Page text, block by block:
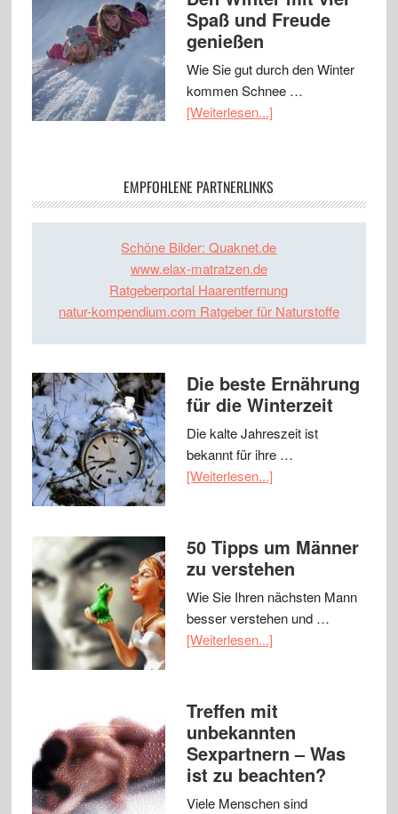
Spaß und Freude
genießen
Wie Sie gut durch den Winter
kommen Schnee …
[Weiterlesen...]
EMPFOHLENE PARTNERLINKS
Schöne Bilder: Quaknet.de
www.elax-matratzen.de
Ratgeberportal Haarentfernung
natur-kompendium.com Ratgeber für Naturstoffe
Die beste Ernährung
für die Winterzeit
Die kalte Jahreszeit ist
bekannt für ihre …
[Weiterlesen...]
50 Tipps um Männer
zu verstehen
Wie Sie Ihren nächsten Mann
besser verstehen und …
[Weiterlesen...]
Treffen mit
unbekannten
Sexpartnern – Was
ist zu beachten?
Viele Menschen sind